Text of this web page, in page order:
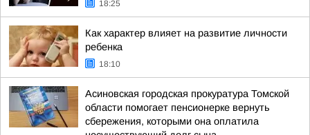
18:25
Как характер влияет на развитие личности
ребенка
18:10
Асиновская городская прокуратура Томской
области помогает пенсионерке вернуть
сбережения, которыми она оплатила